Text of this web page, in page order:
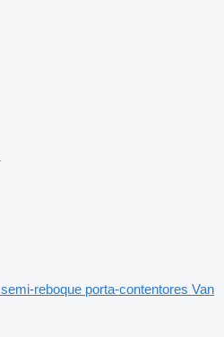
semi-reboque porta-contentores Van